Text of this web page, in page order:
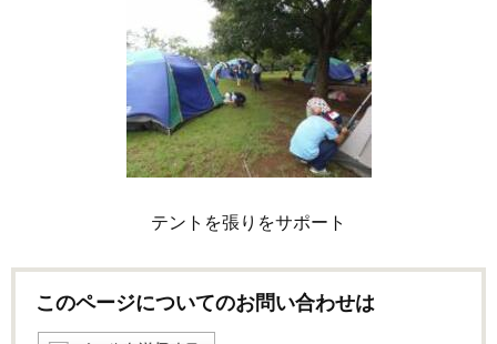
テントを張りをサポート
このページについてのお問い合わせは